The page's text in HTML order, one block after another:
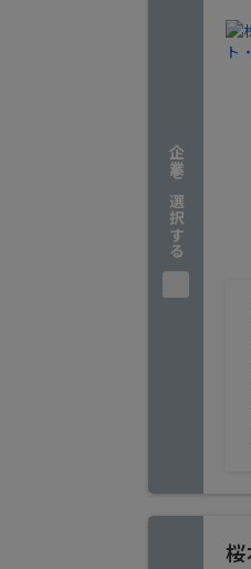
企業を選択する